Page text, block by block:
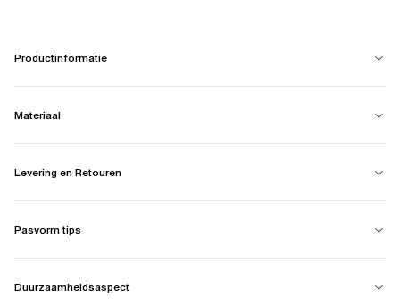
Productinformatie
Materiaal
Levering en Retouren
Pasvorm tips
Duurzaamheidsaspect